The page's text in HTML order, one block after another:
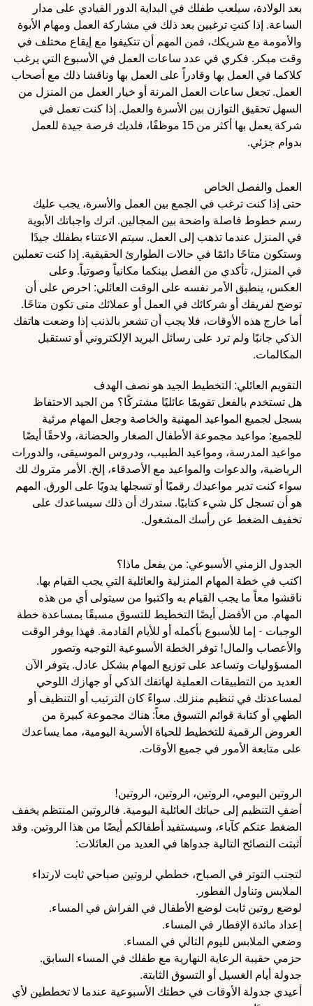
بعد الولادة، سيلعب طفلك في البداية الدور القيادي على مدار
الساعة. إذا كنتِ ترغبين بعد ذلك في مشاركة العمل ومهام الأبوة
والأمومة مع شريكك، فمن المهم أن تتكيفوا مع إيقاع مختلف في
وقت مبكر. فكري في عدد ساعات العمل في الأسبوع التي يرغب
كلاكما في العمل بها وقادراً على العمل بها وناقشا ذلك مع أصحاب
العمل. تجعل ساعات العمل المرنة أو خيار العمل من المنزل من
السهل تحقيق التوازن بين الأسرة والعمل. إذا كنت تعمل في
شركة يعمل بها أكثر من 15 موظفًا، فلديك فرصة جيدة للعمل
بدوام جزئي.
العمل والفصل الخاص
حتى إذا كنت ترغب في الجمع بين العمل والأسرة، يجب عليك
رسم خطوط فاصلة واضحة بين المجالين. اترك واجباتك الأبوية
في المنزل عندما تذهب إلى العمل. سيتم الاعتناء بطفلك جيدًا
وستكون متاحًا دائمًا في حالات الطوارئ الحقيقية. إذا كنت تعملين
في المنزل، تأكدي من الفصل بينكما مكانياً وصوتياً. وعلى
العكس، ينطبق الأمر نفسه على الوقت العائلي: احرص على أن
توضح لفريقك أو شركائك في العمل أو عملائك متى تكون متاحًا.
أما خارج هذه الأوقات، فلا يجب أن تشعر بالذنب إذا وضعت هاتفك
الذكي جانبًا ولم ترد على رسائل البريد الإلكتروني أو تستقبل
المكالمات.
التقويم العائلي: التخطيط الجيد هو نصف الهدف
هل تستخدم بالفعل تقويمًا عائليًا مشتركًا؟ من الجيد الاحتفاظ
بسجل لجميع المواعيد المهنية والخاصة وجعل المهام مرئية
للجميع: مواعيد مجموعة الأطفال الصغار والحضانة، ولاحقًا أيضًا
مواعيد المدرسة، ومواعيد الطبيب، ودروس الموسيقى، والدورات
الرياضية، والدعوات والمواعيد مع الأصدقاء، إلخ. الأمر متروك لك
سواء كنت تدير مواعيدك رقميًا أو تسجلها يدويًا على الورق. المهم
هو أن تسجل كل شيء كتابيًا. ستدرك أن ذلك سيساعدك على
تخفيف الضغط عن رأسك المشغول.
الجدول الزمني الأسبوعي: من يفعل ماذا؟
اكتب في خطة المهام المنزلية والعائلية التي يجب القيام بها.
ناقشوا معاً ما يجب القيام به واكتبوا من سيتولى أي من هذه
المهام. من الأفضل أيضًا التخطيط للتسوق مسبقًا بمساعدة خطة
الوجبات - إما للأسبوع بأكمله أو للأيام القادمة. فهذا يوفر الوقت
والأعصاب والمال! توفر الخطة الأسبوعية التوجيه وتصور
المسؤوليات وتساعد على توزيع المهام بشكل عادل. يتوفر الآن
العديد من التطبيقات العملية لهاتفك الذكي أو جهازك اللوحي
لمساعدتك في تنظيم منزلك. سواءً كان الترتيب أو التنظيف أو
الطهي أو كتابة قوائم التسوق معاً: هناك مجموعة كبيرة من
العروض الرقمية للتخطيط للحياة الأسرية اليومية، مما يساعدك
على متابعة الأمور في جميع الأوقات.
الروتين اليومي، الروتين، الروتين، الروتين!
أضفِ التنظيم إلى حياتك العائلية اليومية. فالروتين المنتظم يخفف
الضغط عنكم كآباء، وسيستفيد أطفالكم أيضًا من هذا الروتين. وقد
أثبتت النصائح التالية جدواها في العديد من العائلات:
لتجنب التوتر في الصباح، خططي لروتين صباحي ثابت لارتداء
الملابس وتناول الفطور.
لوضع روتين ثابت لوضع الأطفال في الفراش في المساء.
إعداد مائدة الإفطار في المساء.
وضعي الملابس لليوم التالي في المساء.
حزمي حقيبة الرعاية النهارية مع طفلك في المساء السابق.
جدولة أيام الغسيل أو التسوق الثابتة.
أعيدي جدولة الأوقات في خطتك الأسبوعية عندما لا تخططين لأي